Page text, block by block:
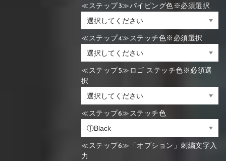
≪ステップ3≫パイピング色※必須選択
≪ステップ4≫ステッチ色※必須選択
≪ステップ5≫ロゴ ステッチ色※必須選
択
≪ステップ6≫ステッチ色
≪ステップ6≫「オプション」刺繍文字入
力